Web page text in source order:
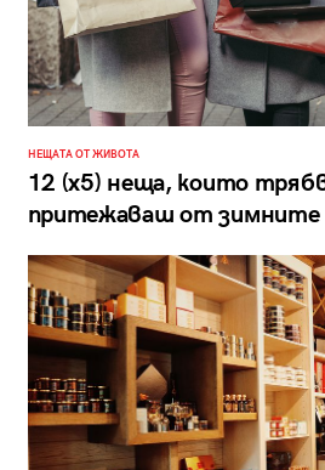
НЕЩАТА ОТ ЖИВОТА
12 (х5) неща, които
притежаваш от зимните